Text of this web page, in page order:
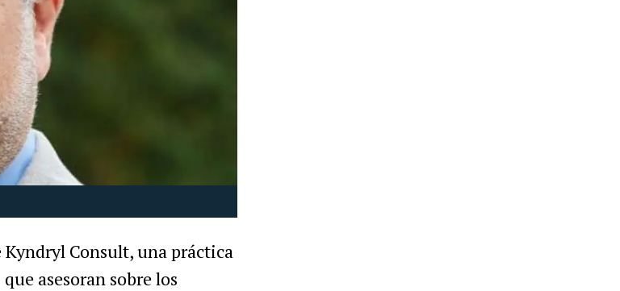
Consult, una práctica
asesoran sobre los